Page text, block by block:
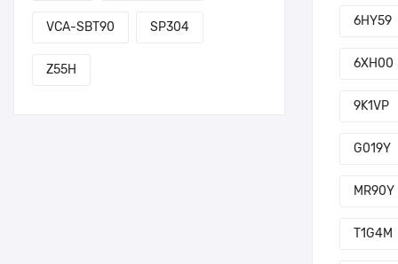
VCA-SBT90 SP304
Z55H
6HY59
6XH00
9K1VP
G019Y
MR90Y
T1G4M